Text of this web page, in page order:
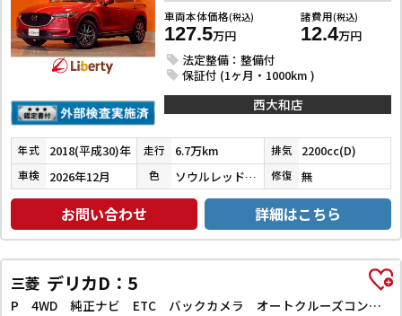
車両本体価格(税込)
127.5万円
諸費用(税込)
12.4万円
法定整備：整備付
保証付 (1ヶ月・1000km )
西大和店
年式 2018(平成30)年 走行 6.7万km 排気 2200cc(D)
車検 2026年12月 色 ソウルレッドクリスタルメタリック 修復 無
お問い合わせ 詳細はこちら
三菱 デリカD：5
P 4WD 純正ナビ ETC バックカメラ オートクルーズコントロール レーンアシスト 衝突被害軽減システム 両側電動スライドドア LEDヘッドランプ 電動リアゲート スマートキー